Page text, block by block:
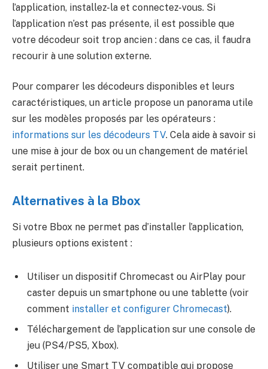
l’application, installez-la et connectez-vous. Si
l’application n’est pas présente, il est possible que
votre décodeur soit trop ancien : dans ce cas, il faudra
recourir à une solution externe.
Pour comparer les décodeurs disponibles et leurs
caractéristiques, un article propose un panorama utile
sur les modèles proposés par les opérateurs :
informations sur les décodeurs TV. Cela aide à savoir si
une mise à jour de box ou un changement de matériel
serait pertinent.
Alternatives à la Bbox
Si votre Bbox ne permet pas d’installer l’application,
plusieurs options existent :
Utiliser un dispositif Chromecast ou AirPlay pour
caster depuis un smartphone ou une tablette (voir
comment installer et configurer Chromecast).
Téléchargement de l’application sur une console de
jeu (PS4/PS5, Xbox).
Utiliser une Smart TV compatible qui propose